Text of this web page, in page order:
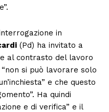
in
(Pd) ha invitato a
al contrasto del lavoro
si può lavorare solo
e che questo
Ha quindi
e di verifica” e il